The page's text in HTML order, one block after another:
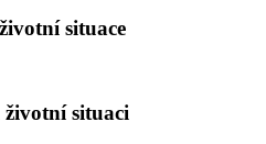
situace
situaci